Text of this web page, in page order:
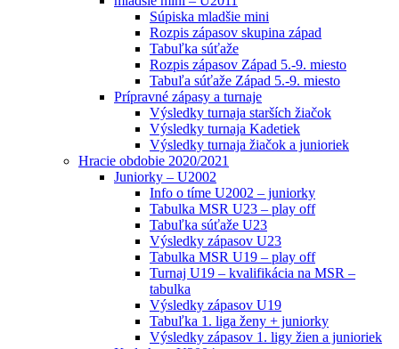
Súpiska mladšie mini
Rozpis zápasov skupina západ
Tabuľka súťaže
Rozpis zápasov Západ 5.-9. miesto
Tabuľa súťaže Západ 5.-9. miesto
Prípravné zápasy a turnaje
Výsledky turnaja starších žiačok
Výsledky turnaja Kadetiek
Výsledky turnaja žiačok a junioriek
Hracie obdobie 2020/2021
Juniorky – U2002
Info o tíme U2002 – juniorky
Tabulka MSR U23 – play off
Tabuľka súťaže U23
Výsledky zápasov U23
Tabulka MSR U19 – play off
Turnaj U19 – kvalifikácia na MSR –
tabulka
Výsledky zápasov U19
Tabuľka 1. liga ženy + juniorky
Výsledky zápasov 1. ligy žien a junioriek